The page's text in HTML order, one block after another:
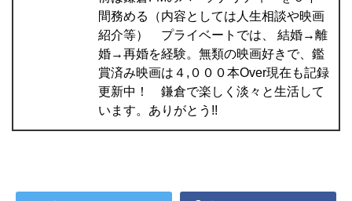
間務める（内容としては人生相談や映画
紹介等） プライベートでは、 結婚→離
婚→再婚を経験。無類の映画好きで、鑑
賞済み映画は４,０００本Over現在も記録
更新中！ 鎌倉で楽しく淡々と生活して
います。ありがとう!!